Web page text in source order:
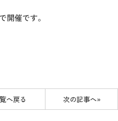
催です。
次の記事へ»
へ戻る